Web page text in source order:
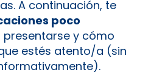
A continuación, te
poco
y cómo
estés atento/a (sin